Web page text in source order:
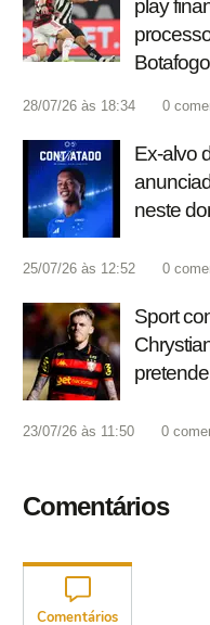
play
28/07/26 às 18:34 0
Ex-alvo
neste
25/07/26 às 12:52 0
Sport
23/07/26 às 11:50 0
Comentários